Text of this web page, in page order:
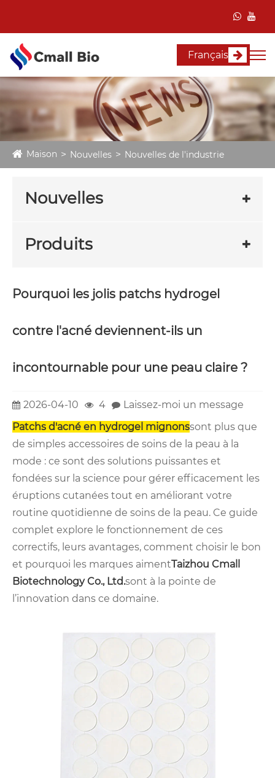
Français
Maison Nouvelles Nouvelles de l'industrie
Nouvelles
Produits
Pourquoi les jolis patchs hydrogel
contre l'acné deviennent-ils un
incontournable pour une peau claire ?
2026-04-10 4
Laissez-moi un message
Patchs d'acné en hydrogel mignonssont plus que
de simples accessoires de soins de la peau à la
mode : ce sont des solutions puissantes et
fondées sur la science pour gérer efficacement les
éruptions cutanées tout en améliorant votre
routine quotidienne de soins de la peau. Ce guide
complet explore le fonctionnement de ces
correctifs, leurs avantages, comment choisir le bon
et pourquoi les marques aimentTaizhou Cmall
Biotechnology Co., Ltd.sont à la pointe de
l’innovation dans ce domaine.